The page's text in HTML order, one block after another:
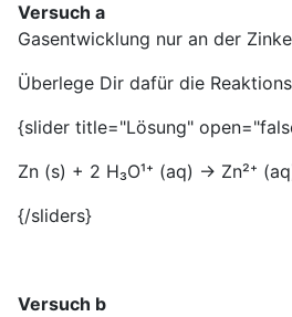
Versuch a
Gasentwicklung nur an der
Überlege Dir dafür die
{slider title="Lösung"
Zn (s) + 2 H₃O¹⁺ (aq) → Zn²⁺
{/sliders}
Versuch b